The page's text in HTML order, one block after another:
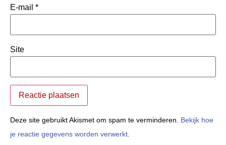
E-mail *
Site
Deze site gebruikt Akismet om spam te verminderen. Bekijk hoe
je reactie gegevens worden verwerkt